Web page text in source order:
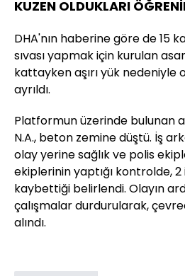
KUZEN OLDUKLARI
DHA'nın haberine göre de 15
sıvası yapmak için kurulan
kattayken aşırı yük nedeniyle
ayrıldı.
Platformun üzerinde bulunan
N.A., beton zemine düştü. İş
olay yerine sağlık ve polis
ekiplerinin yaptığı kontrolde, 2
kaybettiği belirlendi. Olayın
çalışmalar durdurularak,
alındı.